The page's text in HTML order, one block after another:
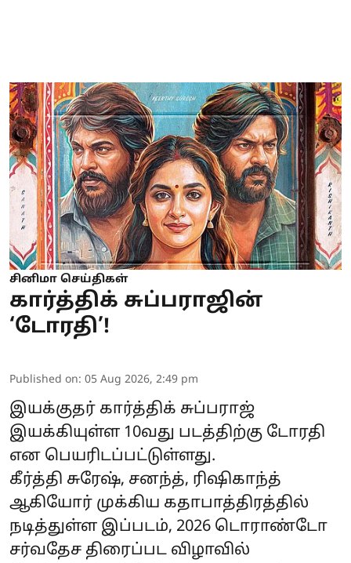
சினிமா செய்திகள்
கார்த்திக் சுப்பராஜின்
‘டோரதி’!
Published on: 05 Aug 2026, 2:49 pm
இயக்குதர் கார்த்திக் சுப்பராஜ்
இயக்கியுள்ள 10வது படத்திற்கு டோரதி
என பெயரிடப்பட்டுள்ளது.
கீர்த்தி சுரேஷ், சனந்த், ரிஷிகாந்த்
ஆகியோர் முக்கிய கதாபாத்திரத்தில்
நடித்துள்ள இப்படம், 2026 டொராண்டோ
சர்வதேச திரைப்பட விழாவில்